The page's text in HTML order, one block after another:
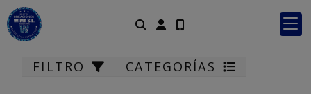
Identifícate
FILTRO CATEGORÍAS